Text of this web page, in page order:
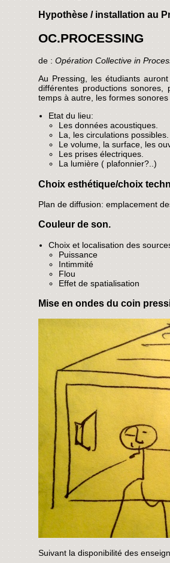
Hypothèse / installation au
OC.PROCESSING
de : Opération Collective in
Au Pressing, les étudiants
différentes productions
temps à autre, les formes
Etat du lieu:
Les données acoustiques.
La, les circulations possibles.
Le volume, la surface, les
Les prises électriques.
La lumière ( plafonnier?..)
Choix esthétique/choix
Plan de diffusion: emplacement
Couleur de son.
Choix et localisation des
Puissance
Intimmité
Flou
Effet de spatialisation
Mise en ondes du coin
Suivant la disponibilité des